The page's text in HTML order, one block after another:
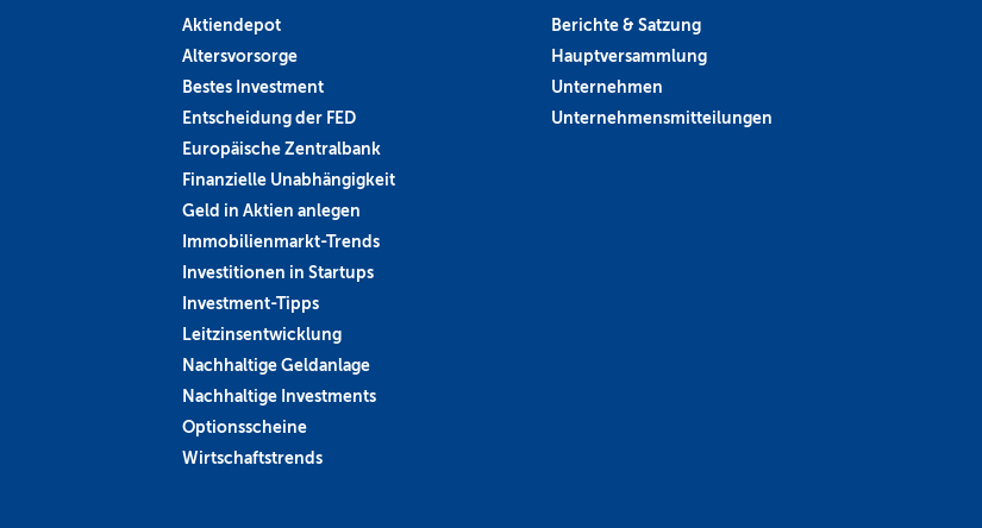
Aktiendepot
Altersvorsorge
Bestes Investment
Entscheidung der FED
Europäische Zentralbank
Finanzielle Unabhängigkeit
Geld in Aktien anlegen
Immobilienmarkt-Trends
Investitionen in Startups
Investment-Tipps
Leitzinsentwicklung
Nachhaltige Geldanlage
Nachhaltige Investments
Optionsscheine
Wirtschaftstrends
Berichte & Satzung
Hauptversammlung
Unternehmen
Unternehmensmitteilungen